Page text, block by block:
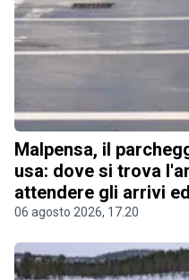
Malpensa, il
usa: dove si trova
attendere gli arrivi
06 agosto 2026, 17.20